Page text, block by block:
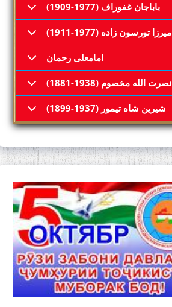
ЧАНД АЗ
ТОҶИК
РӮДАКИНОМА
ДАР ШИНОХТИ
باباجان غفوراف (1977-1909)
میرزا تورسون زاده (1977-1911)
امامعلی رحمان
نصرت الله مخصوم (1938-1881)
شیرین شاه تیمور (1937-1899)